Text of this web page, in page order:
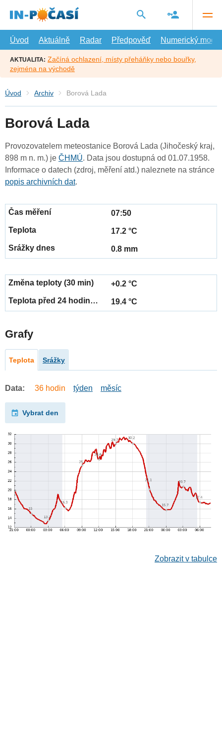
hlavní
Úvod
Aktuálně Radar Předpověď Numerický model
AKTUALITA: Začíná ochlazení, místy přeháňky nebo bouřky,
zejména na východě
Úvod Archiv Borová Lada
Borová Lada
Provozovatelem meteostanice Borová Lada (Jihočeský kraj,
898 m n. m.) je ČHMÚ. Data jsou dostupná od 01.07.1958.
Informace o datech (zdroj, měření atd.) naleznete na stránce
popis archivních dat.
07:50
17.2 °C
0.8 mm
+0.2 °C
19.4 °C
Grafy
Teplota Srážky
Data: 36 hodin týden měsíc
Vybrat den
Zobrazit v tabulce